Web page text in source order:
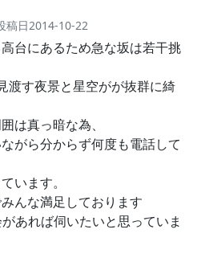
稿日2014-10-22
台にあるため急な坂は若干挑
渡す夜景と星空がが抜群に綺
は真っ暗な為、
がら分からず何度も電話して
います。
んな満足しております
あれば伺いたいと思っていま